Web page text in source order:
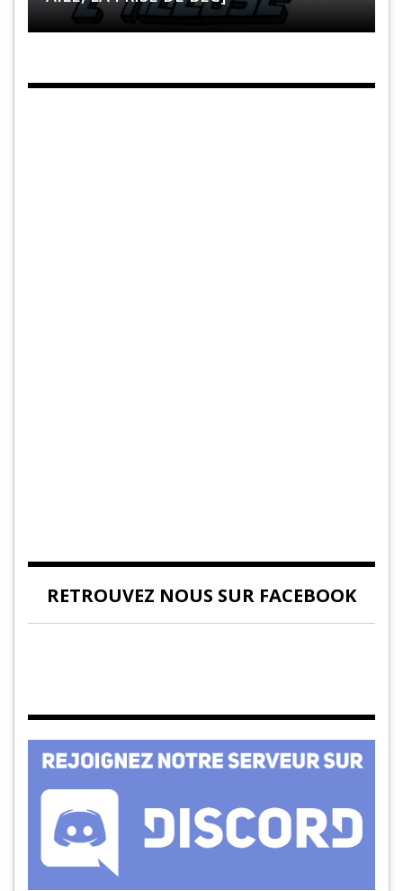
RETROUVEZ NOUS SUR FACEBOOK